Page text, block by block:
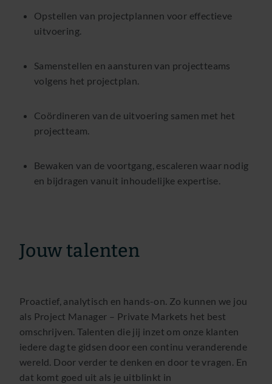
Opstellen van projectplannen voor effectieve
uitvoering.
Samenstellen en aansturen van projectteams
volgens het projectplan.
Coördineren van de uitvoering samen met het
projectteam.
Bewaken van de voortgang, escaleren waar nodig
en bijdragen vanuit inhoudelijke expertise.
Jouw talenten
Proactief, analytisch en hands-on. Zo kunnen we jou
als Project Manager – Private Markets het best
omschrijven. Talenten die jij inzet om onze klanten
iedere dag te gidsen door een continu veranderende
wereld. Door verder te denken en door te vragen. En
dat komt goed uit als je uitblinkt in